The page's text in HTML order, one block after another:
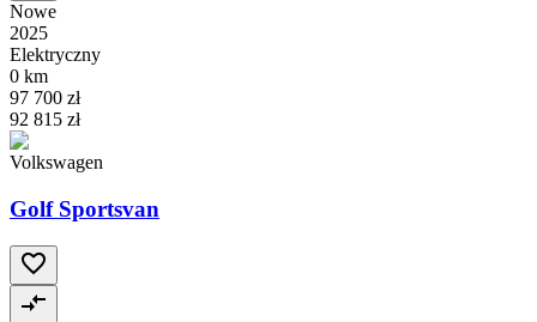
Nowe
2025
Elektryczny
0 km
97 700 zł
92 815 zł
Volkswagen
Golf Sportsvan